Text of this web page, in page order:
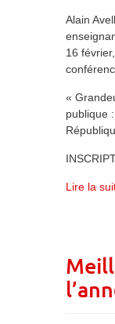
Alain
16
«
publique
Lire la